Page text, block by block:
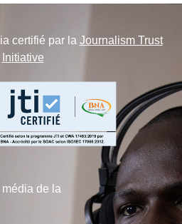
certifié par la Journalism Trust
Initiative
média de la